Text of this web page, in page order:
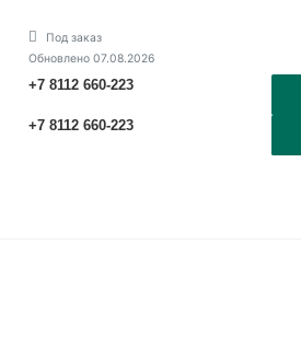
Под заказ
Обновлено 07.08.2026
+7 8112 660-223
+7 8112 660-223